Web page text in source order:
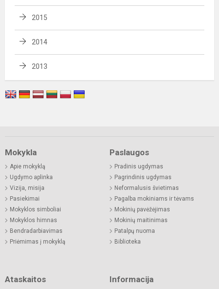
2015
2014
2013
Mokykla
Apie mokyklą
Ugdymo aplinka
Vizija, misija
Pasiekimai
Mokyklos simboliai
Mokyklos himnas
Bendradarbiavimas
Priėmimas į mokyklą
Paslaugos
Pradinis ugdymas
Pagrindinis ugdymas
Neformalusis švietimas
Pagalba mokiniams ir tėvams
Mokinių pavėžėjimas
Mokinių maitinimas
Patalpų nuoma
Biblioteka
Ataskaitos Informacija